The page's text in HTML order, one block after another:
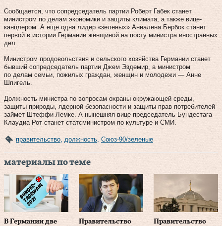
Сообщается, что сопредседатель партии Роберт Габек станет
министром по делам экономики и защиты климата, а также вице-
канцлером. А еще одна лидер «зеленых» Анналена Бербок станет
первой в истории Германии женщиной на посту министра иностранных
дел.
Министром продовольствия и сельского хозяйства Германии станет
бывший сопредседатель партии Джем Эздемир, а министром
по делам семьи, пожилых граждан, женщин и молодежи — Анне
Шпигель.
Должность министра по вопросам охраны окружающей среды,
защиты природы, ядерной безопасности и защиты прав потребителей
займет Штеффи Лемке. А нынешняя вице-председатель Бундестага
Клаудиа Рот станет статсминистром по культуре и СМИ.
правительство должность Союз-90/зеленые
материалы по теме
В Германии две
Правительство
Правительство